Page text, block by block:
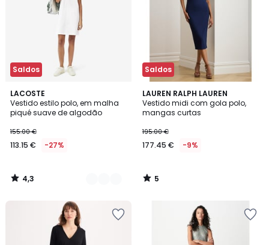
Saldos
LACOSTE
Vestido estilo polo, em malha
piqué suave de algodão
155.00 €
113.15 € -27%
4,3
/ 5
2
Cores
4,3
/
Saldos
LAUREN RALPH LAUREN
Vestido midi com gola polo,
mangas curtas
195.00 €
177.45 € -9%
5
/
5
5
/